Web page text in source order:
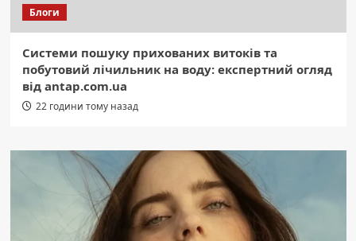
Блоги
Системи пошуку прихованих витоків та
побутовий лічильник на воду: експертний огляд
від antap.com.ua
22 години тому назад